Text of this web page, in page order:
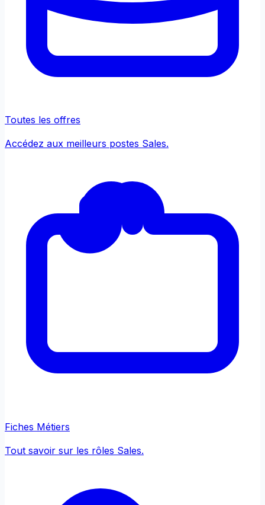
Toutes les offres
Accédez aux meilleurs postes Sales.
Fiches Métiers
Tout savoir sur les rôles Sales.